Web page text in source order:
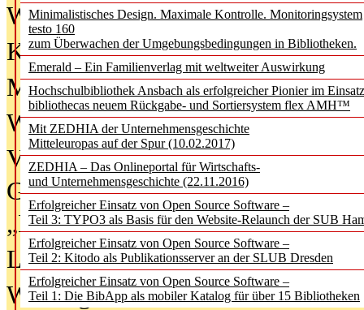
Minimalistisches Design. Maximale Kontrolle. Monitoringsystem
testo 160
zum Überwachen der Umgebungsbedingungen in Bibliotheken.
Emerald – Ein Familienverlag mit weltweiter Auswirkung
Hochschulbibliothek Ansbach als erfolgreicher Pionier im
bibliothecas neuem Rückgabe- und Sortiersystem flex AMH™
Mit ZEDHIA der Unternehmensgeschichte
Mitteleuropas auf der Spur (10.02.2017)
ZEDHIA – Das Onlineportal für Wirtschafts-
und Unternehmensgeschichte (22.11.2016)
Erfolgreicher Einsatz von Open Source Software –
Teil 3: TYPO3 als Basis für den Website-Relaunch der SUB
Erfolgreicher Einsatz von Open Source Software –
Teil 2: Kitodo als Publikationsserver an der SLUB Dresden
Erfolgreicher Einsatz von Open Source Software –
Teil 1: Die BibApp als mobiler Katalog für über 15 Bibliotheken
Was Hochschul­bibliotheken von
Kinder in der digitalen Welt
Metadaten als Infrastruktur
Wenn Bots katalogisieren
Von Abschlusskleidern bis
Geisterjagd-Ausrüstung in der
„Library of Things“ unterwegs
Lesen als Infrastrukturaufgabe
Wie Jugendliche Social Media